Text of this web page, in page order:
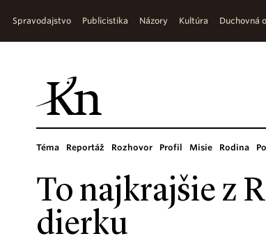
Spravodajstvo Publicistika Názory Kultúra Duchovná
Téma Reportáž Rozhovor Profil Misie Rodina
To najkrajšie z
dierku